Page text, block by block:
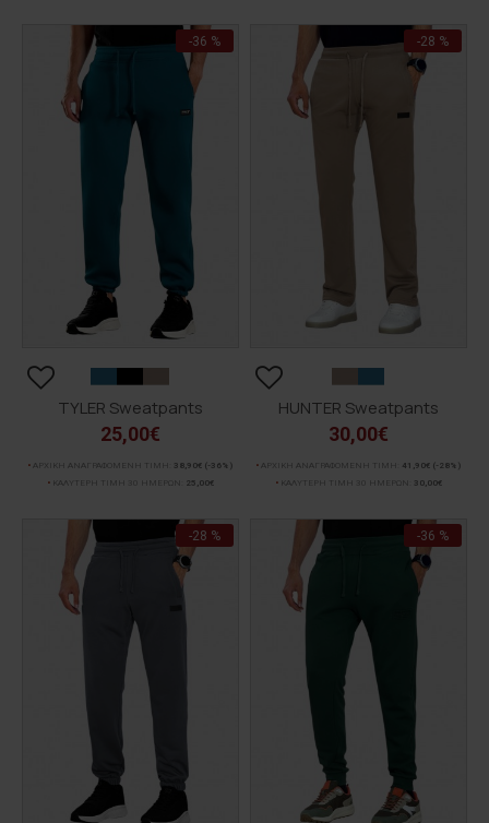
-36 %
TYLER Sweatpants
25,00€
ΑΡΧΙΚΗ ΑΝΑΓΡΑΦΟΜΕΝΗ ΤΙΜΗ: 38,90€ (-36%)
ΚΑΛΥΤΕΡΗ ΤΙΜΗ 30 ΗΜΕΡΩΝ:
25,00€
-28 %
HUNTER Sweatpants
30,00€
ΑΡΧΙΚΗ ΑΝΑΓΡΑΦΟΜΕΝΗ ΤΙΜΗ: 41,90€ (-28%)
ΚΑΛΥΤΕΡΗ ΤΙΜΗ 30 ΗΜΕΡΩΝ:
30,00€
-28 % -36 %